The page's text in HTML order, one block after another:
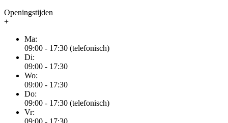
Openingstijden
+
Ma:
09:00 - 17:30 (telefonisch)
Di:
09:00 - 17:30
Wo:
09:00 - 17:30
Do:
09:00 - 17:30 (telefonisch)
Vr:
09:00 - 17:30